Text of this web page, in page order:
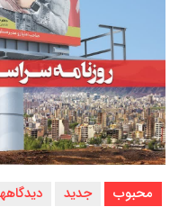
محبوب جدید